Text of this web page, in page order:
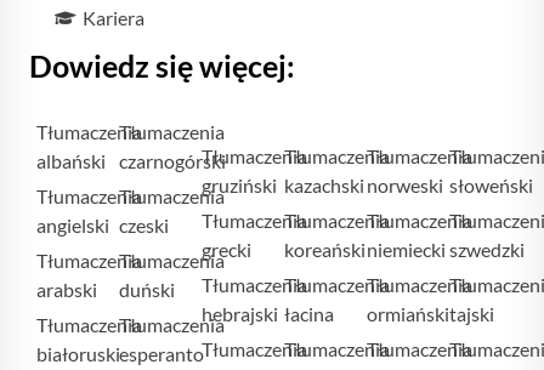
Kariera
Dowiedz się więcej:
Tłumaczenia
albański
Tłumaczenia
angielski
Tłumaczenia
arabski
Tłumaczenia
białoruski
Tłumaczenia
czarnogórski
Tłumaczenia
czeski
Tłumaczenia
duński
Tłumaczenia
esperanto
Tłumaczenia
gruziński
Tłumaczenia
grecki
Tłumaczenia
hebrajski
Tłumaczenia
Tłumaczenia
kazachski
Tłumaczenia
koreański
Tłumaczenia
łacina
Tłumaczenia
Tłumaczenia
norweski
Tłumaczenia
niemiecki
Tłumaczenia
ormiański
Tłumaczenia
słoweński
szwedzki
tajski